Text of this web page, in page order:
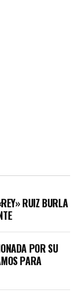
RUIZ BURLA
POR SU
PARA